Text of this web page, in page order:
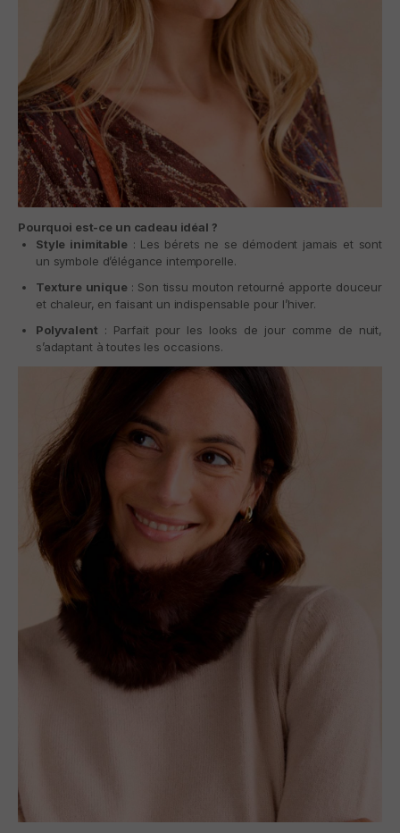
Pourquoi est-ce un cadeau idéal ?
Style inimitable: Les bérets ne se démodent jamais et sont
un symbole d’élégance intemporelle.
Texture unique: Son tissu mouton retourné apporte douceur
et chaleur, en faisant un indispensable pour l’hiver.
Polyvalent : Parfait pour les looks de jour comme de nuit,
s’adaptant à toutes les occasions.